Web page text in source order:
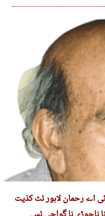
اے رحمان لاہور ئٹ کذیت